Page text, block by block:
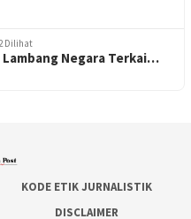
Dilihat
Lambang Negara Terkai…
KODE ETIK JURNALISTIK
DISCLAIMER